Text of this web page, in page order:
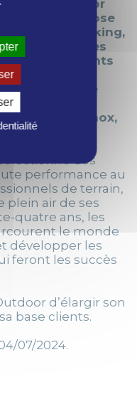
sport outdoor
propose
pour le trekking,
le camping, les
à ses clients
et sites
travaille
MSR,
Baffin, Helinox,
des
performance au
de terrain,
plein air de ses
quatre ans, les
le monde
développer les
feront les succès
d’élargir son
base clients.
07/2024.